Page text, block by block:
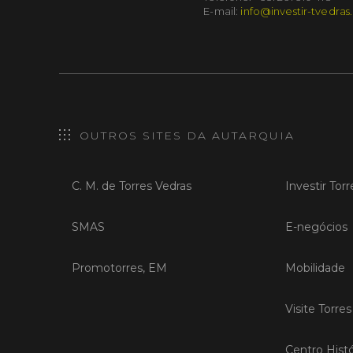
E-mail: info@investir-
OUTROS SITES DA AUTARQUIA
C. M. de Torres Vedras
SMAS
Promotorres, EM
Investir
E-negócios
Mobilidade
Visite
Centro